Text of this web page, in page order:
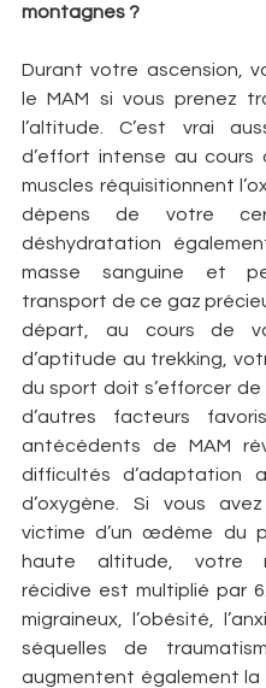
montagnes ?
Durant votre ascension,
le MAM si vous prenez
l’altitude. C’est vrai
d’effort intense au cours
muscles réquisitionnent
dépens de votre
déshydratation
masse sanguine et
transport de ce gaz
départ, au cours de
d’aptitude au trekking,
du sport doit s’efforcer de
d’autres facteurs
antécédents de MAM
difficultés d’adaptation
d’oxygène. Si vous
victime d’un œdème du
haute altitude, votre
récidive est multiplié par
migraineux, l’obésité,
séquelles de
augmentent également la